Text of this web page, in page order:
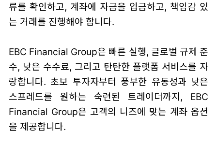
류를 확인하고, 계좌에 자금을 입금하고, 책임감 있
는 거래를 진행해야 합니다.
EBC Financial Group은 빠른 실행, 글로벌 규제 준
수, 낮은 수수료, 그리고 탄탄한 플랫폼 서비스를 자
랑합니다. 초보 투자자부터 풍부한 유동성과 낮은
스프레드를 원하는 숙련된 트레이더까지, EBC
Financial Group은 고객의 니즈에 맞는 계좌 옵션
을 제공합니다.